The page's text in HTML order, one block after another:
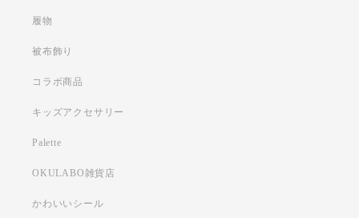
履物
被布飾り
コラボ商品
キッズアクセサリー
Palette
OKULABO雑貨店
かわいいシール